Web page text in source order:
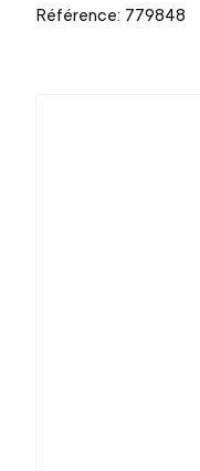
Référence: 779848